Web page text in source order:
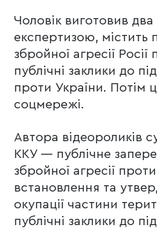
Чоловік виготовив два
експертизою, містить
збройної агресії
публічні заклики до
проти України. Потім
соцмережі.
Автора відеороликів
ККУ — публічне
збройної агресії
встановлення та
окупації частини
публічні заклики до